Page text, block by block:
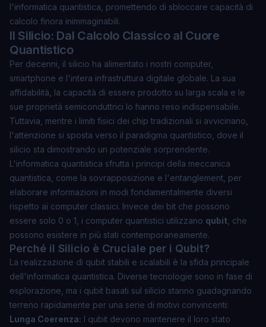
l'informatica quantistica, promettendo di sbloccare capacità di
calcolo finora inimmaginabili.
Il Silicio: Dal Calcolo Classico al Cuore
Quantistico
Per decenni, il silicio ha alimentato i nostri computer,
smartphone e l'intera infrastruttura digitale globale. La sua
affidabilità, la capacità di essere prodotto su larga scala e le
sue proprietà semiconduttrici lo hanno reso indispensabile.
Tuttavia, mentre i limiti fisici dei chip tradizionali si avvicinano,
l'attenzione si sposta verso il paradigma quantistico, dove il
silicio sta dimostrando un potenziale sorprendente.
L'informatica quantistica sfrutta i principi della meccanica
quantistica, come la sovrapposizione e l'entanglement , per
elaborare informazioni in modi fondamentalmente diversi
rispetto ai computer classici. Invece dei bit che possono
essere solo 0 o 1, i computer quantistici utilizzano qubit , che
possono esistere in più stati contemporaneamente.
Perché il Silicio è Cruciale per i Qubit?
La realizzazione di qubit stabili e scalabili è la sfida principale
dell'informatica quantistica. Diverse tecnologie sono in fase di
esplorazione, ma i qubit basati sul silicio stanno guadagnando
terreno rapidamente per una serie di motivi convincenti:
Lunga Coerenza: I qubit devono mantenere il loro stato